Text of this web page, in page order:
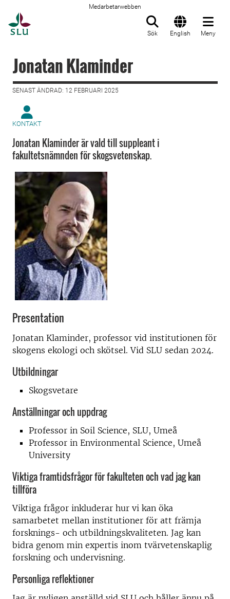
Medarbetarwebben
Sök English Meny
Jonatan Klaminder
SENAST ÄNDRAD: 12 FEBRUARI 2025
KONTAKT
Jonatan Klaminder är vald till suppleant i
fakultetsnämnden för skogsvetenskap.
Presentation
Jonatan Klaminder, professor vid institutionen för
skogens ekologi och skötsel. Vid SLU sedan 2024.
Utbildningar
Skogsvetare
Anställningar och uppdrag
Professor in Soil Science, SLU, Umeå
Professor in Environmental Science, Umeå
University
Viktiga framtidsfrågor för fakulteten och vad jag kan
tillföra
Viktiga frågor inkluderar hur vi kan öka
samarbetet mellan institutioner för att främja
forsknings- och utbildningskvaliteten. Jag kan
bidra genom min expertis inom tvärvetenskaplig
forskning och undervisning.
Personliga reflektioner